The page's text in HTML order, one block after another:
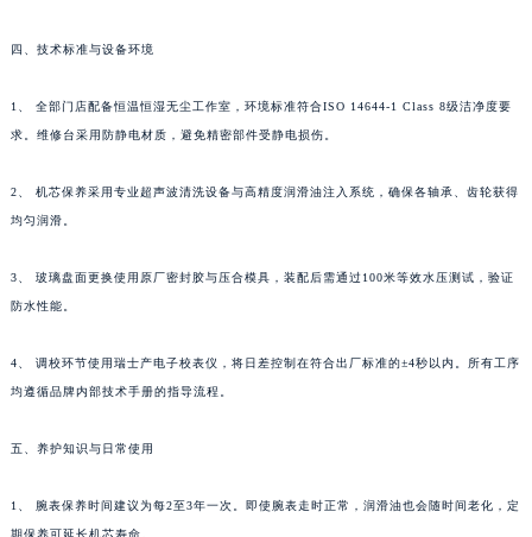
四、技术标准与设备环境
1、 全部门店配备恒温恒湿无尘工作室，环境标准符合ISO 14644-1 Class 8级洁净度要
求。维修台采用防静电材质，避免精密部件受静电损伤。
2、 机芯保养采用专业超声波清洗设备与高精度润滑油注入系统，确保各轴承、齿轮获得
均匀润滑。
3、 玻璃盘面更换使用原厂密封胶与压合模具，装配后需通过100米等效水压测试，验证
防水性能。
4、 调校环节使用瑞士产电子校表仪，将日差控制在符合出厂标准的±4秒以内。所有工序
均遵循品牌内部技术手册的指导流程。
五、养护知识与日常使用
1、 腕表保养时间建议为每2至3年一次。即使腕表走时正常，润滑油也会随时间老化，定
期保养可延长机芯寿命。